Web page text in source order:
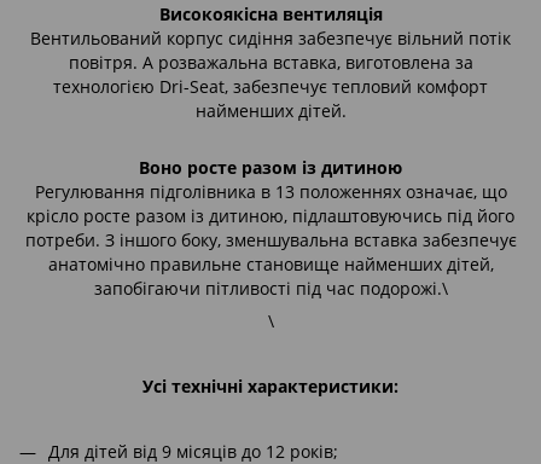
Високоякісна вентиляція
Вентильований корпус сидіння забезпечує вільний потік
повітря. А розважальна вставка, виготовлена ​​за
технологією Dri-Seat, забезпечує тепловий комфорт
найменших дітей.
Воно росте разом із дитиною
Регулювання підголівника в 13 положеннях означає, що
крісло росте разом із дитиною, підлаштовуючись під його
потреби. З іншого боку, зменшувальна вставка забезпечує
анатомічно правильне становище найменших дітей,
запобігаючи пітливості під час подорожі.\
\
Усі технічні характеристики:
Для дітей від 9 місяців до 12 років;